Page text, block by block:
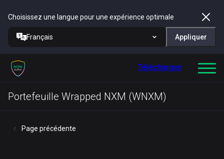
Choisissez une langue pour une expérience optimale
Français Appliquer
Télécharger
Portefeuille Wrapped NXM (WNXM)
Page précédente